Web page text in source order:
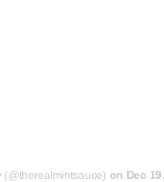
(@therealmintsauce) on Dec 19, 2018 at 12:42pm PST